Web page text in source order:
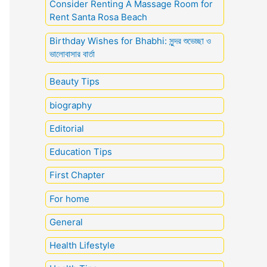
Consider Renting A Massage Room for
Rent Santa Rosa Beach
Birthday Wishes for Bhabhi: সুন্দর শুভেচ্ছা ও
ভালোবাসার বার্তা
Beauty Tips
biography
Editorial
Education Tips
First Chapter
For home
General
Health Lifestyle